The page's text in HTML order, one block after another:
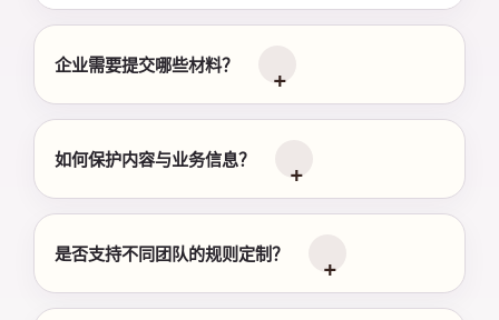
企业需要提交哪些材料？
如何保护内容与业务信息？
是否支持不同团队的规则定制？